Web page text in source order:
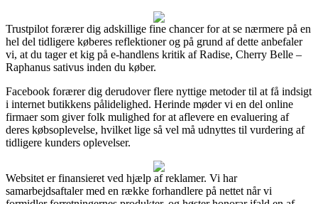
Trustpilot forærer dig adskillige fine chancer for at se nærmere på en
hel del tidligere køberes reflektioner og på grund af dette anbefaler
vi, at du tager et kig på e-handlens kritik af Radise, Cherry Belle –
Raphanus sativus inden du køber.
Facebook forærer dig derudover flere nyttige metoder til at få indsigt
i internet butikkens pålidelighed. Herinde møder vi en del online
firmaer som giver folk mulighed for at aflevere en evaluering af
deres købsoplevelse, hvilket lige så vel må udnyttes til vurdering af
tidligere kunders oplevelser.
Websitet er finansieret ved hjælp af reklamer. Vi har
samarbejdsaftaler med en række forhandlere på nettet når vi